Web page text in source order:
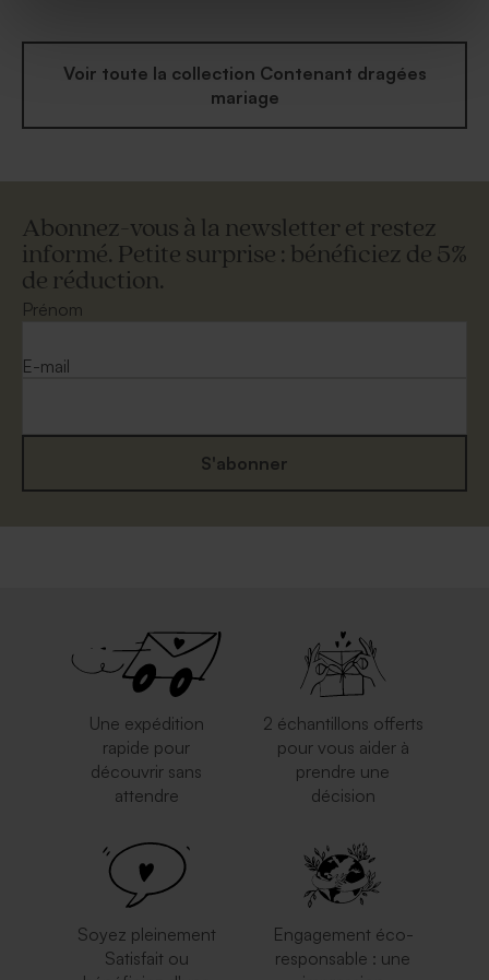
Voir toute la collection Contenant dragées
mariage
Abonnez-vous à la newsletter et restez
informé. Petite surprise : bénéficiez de 5%
de réduction.
Prénom
E-mail
S'abonner
Une expédition
rapide pour
découvrir sans
attendre
2 échantillons offerts
pour vous aider à
prendre une
décision
Soyez pleinement
Satisfait ou
Engagement éco-
responsable : une